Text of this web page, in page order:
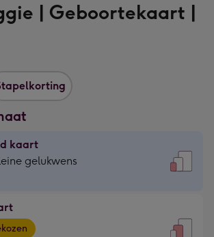
| Geboortekaart |
kaart
gelukwens